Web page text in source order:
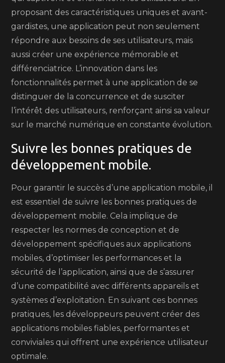
proposant des caractéristiques uniques et avant-
gardistes, une application peut non seulement
répondre aux besoins de ses utilisateurs, mais
aussi créer une expérience mémorable et
différenciatrice. L’innovation dans les
fonctionnalités permet à une application de se
distinguer de la concurrence et de susciter
l’intérêt des utilisateurs, renforçant ainsi sa valeur
sur le marché numérique en constante évolution.
Suivre les bonnes pratiques de
développement mobile.
Pour garantir le succès d’une application mobile, il
est essentiel de suivre les bonnes pratiques de
développement mobile. Cela implique de
respecter les normes de conception et de
développement spécifiques aux applications
mobiles, d’optimiser les performances et la
sécurité de l’application, ainsi que de s’assurer
d’une compatibilité avec différents appareils et
systèmes d’exploitation. En suivant ces bonnes
pratiques, les développeurs peuvent créer des
applications mobiles fiables, performantes et
conviviales qui offrent une expérience utilisateur
optimale.